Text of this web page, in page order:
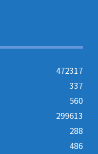
472317
337
560
299613
288
486